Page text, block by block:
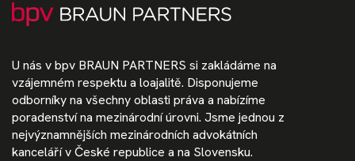
U nás v bpv BRAUN PARTNERS si zakládáme na
vzájemném respektu a loajalitě. Disponujeme
odborníky na všechny oblasti práva a nabízíme
poradenství na mezinárodní úrovni. Jsme jednou z
nejvýznamnějších mezinárodních advokátních
kanceláří v České republice a na Slovensku.